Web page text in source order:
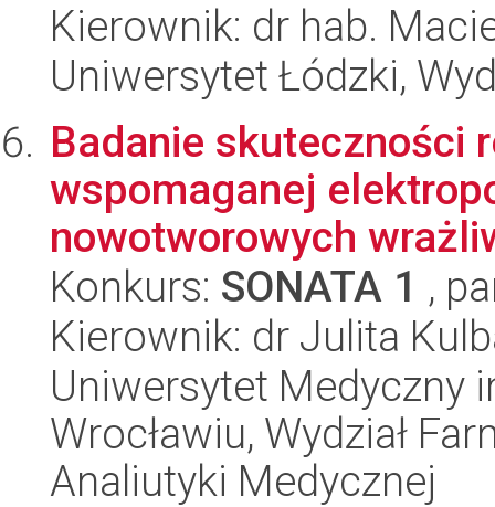
Kierownik: dr hab.
Uniwersytet Łódzki,
Badanie skuteczności
wspomaganej
nowotworowych
Konkurs: SONATA 1 ,
Kierownik: dr Julita
Uniwersytet Medyczny
Wrocławiu, Wydział
Analiutyki Medycznej